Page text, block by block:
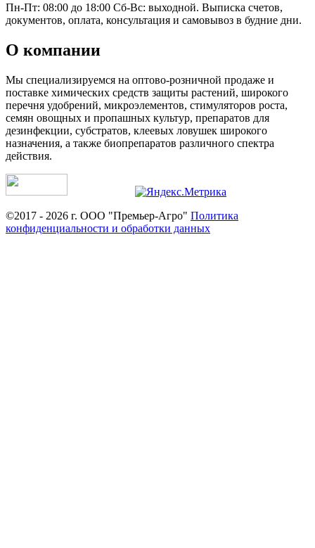
Пн-Пт: 08:00 до 18:00 Сб-Вс: выходной. Выписка счетов,
документов, оплата, консультация и самовывоз в будние дни.
О компании
Мы специализируемся на оптово-розничной продаже и
поставке химических средств защиты растений, широкого
перечня удобрений, микроэлементов, стимуляторов роста,
семян овощных и пропашных культур, препаратов для
дезинфекции, субстратов, клеевых ловушек широкого
назначения, а также биопрепаратов различного спектра
действия.
©2017 - 2026 г. ООО "Премьер-Агро" Политика
конфиденциальности и обработки данных